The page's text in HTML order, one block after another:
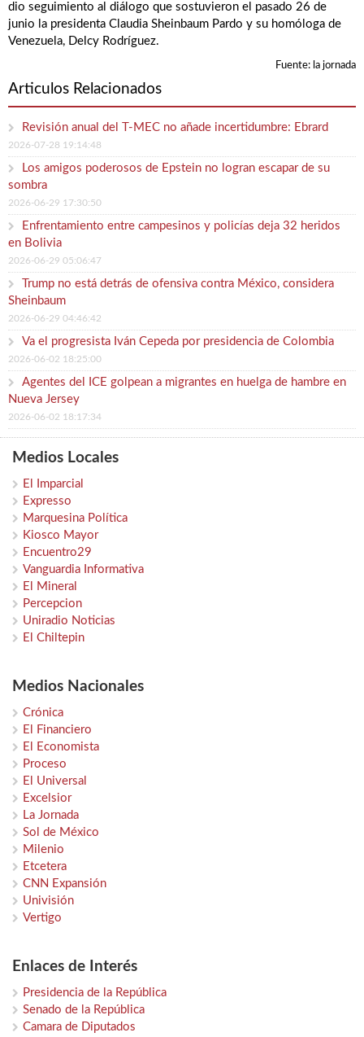
dio seguimiento al diálogo que sostuvieron el pasado 26 de
junio la presidenta Claudia Sheinbaum Pardo y su homóloga de
Venezuela, Delcy Rodríguez.
Fuente: la jornada
Articulos Relacionados
Revisión anual del T-MEC no añade incertidumbre: Ebrard
2026-07-28 19:14:48
Los amigos poderosos de Epstein no logran escapar de su
sombra
2026-06-29 17:30:50
Enfrentamiento entre campesinos y policías deja 32 heridos
en Bolivia
2026-06-29 05:06:47
Trump no está detrás de ofensiva contra México, considera
Sheinbaum
2026-06-29 04:46:42
Va el progresista Iván Cepeda por presidencia de Colombia
2026-06-02 18:25:00
Agentes del ICE golpean a migrantes en huelga de hambre en
Nueva Jersey
2026-06-02 18:17:34
Medios Locales
El Imparcial
Expresso
Marquesina Política
Kiosco Mayor
Encuentro29
Vanguardia Informativa
El Mineral
Percepcion
Uniradio Noticias
El Chiltepin
Medios Nacionales
Crónica
El Financiero
El Economista
Proceso
El Universal
Excelsior
La Jornada
Sol de México
Milenio
Etcetera
CNN Expansión
Univisión
Vertigo
Enlaces de Interés
Presidencia de la República
Senado de la República
Camara de Diputados